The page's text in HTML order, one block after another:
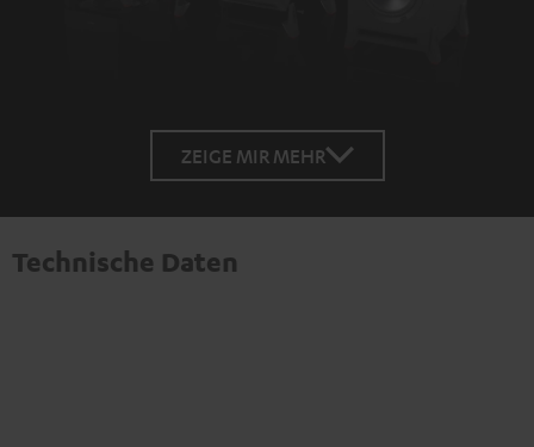
ZEIGE MIR MEHR
Technische Daten